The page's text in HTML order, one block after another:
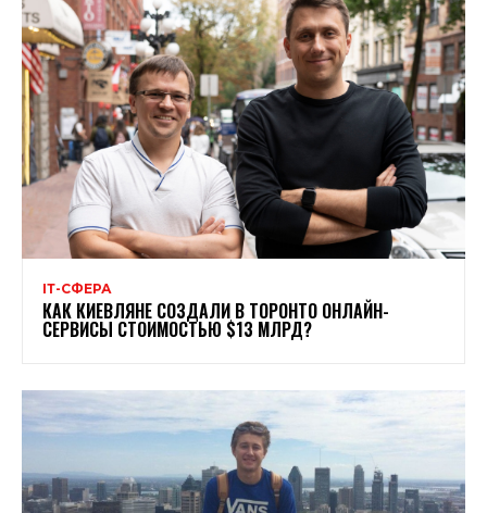
ІТ-СФЕРА
КАК КИЕВЛЯНЕ СОЗДАЛИ В ТОРОНТО ОНЛАЙН-
СЕРВИСЫ СТОИМОСТЬЮ $13 МЛРД?